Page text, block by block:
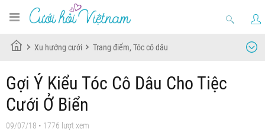
Xu hướng cưới Trang điểm, Tóc cô dâu
Gợi Ý Kiểu Tóc Cô Dâu Cho Tiệc
Cưới Ở Biển
09/07/18 • 1776 lượt xem